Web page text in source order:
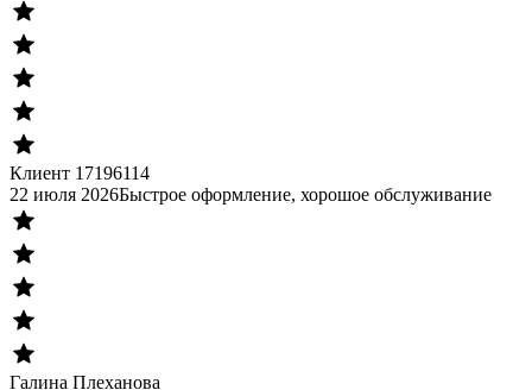
Клиент 17196114
22 июля 2026Быстрое оформление, хорошое обслуживание
Галина Плеханова